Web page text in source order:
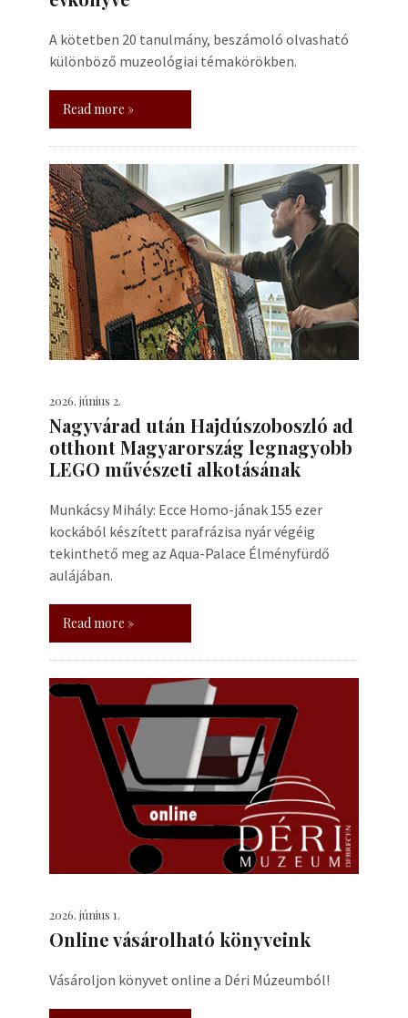
A kötetben 20 tanulmány, beszámoló olvasható
különböző muzeológiai témakörökben.
Read more »
2026. június 2.
Nagyvárad után Hajdúszoboszló ad
otthont Magyarország legnagyobb
LEGO művészeti alkotásának
Munkácsy Mihály: Ecce Homo-jának 155 ezer
kockából készített parafrázisa nyár végéig
tekinthető meg az Aqua-Palace Élményfürdő
aulájában.
Read more »
2026. június 1.
Online vásárolható könyveink
Vásároljon könyvet online a Déri Múzeumból!